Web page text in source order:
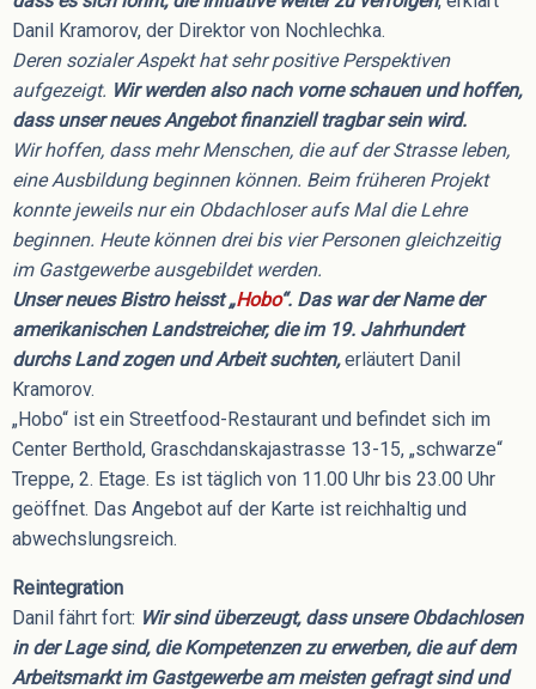
Danil Kramorov, der Direktor von Nochlechka.
Deren sozialer Aspekt hat sehr positive Perspektiven
aufgezeigt. Wir werden also nach vorne schauen und hoffen,
dass unser neues Angebot finanziell tragbar sein wird.
Wir hoffen, dass mehr Menschen, die auf der Strasse leben,
eine Ausbildung beginnen können. Beim früheren Projekt
konnte jeweils nur ein Obdachloser aufs Mal die Lehre
beginnen. Heute können drei bis vier Personen gleichzeitig
im Gastgewerbe ausgebildet werden.
Unser neues Bistro heisst „Hobo“. Das war der Name der
amerikanischen Landstreicher, die im 19. Jahrhundert
durchs Land zogen und Arbeit suchten,erläutert Danil
Kramorov.
„Hobo“ ist ein Streetfood-Restaurant und befindet sich im
Center Berthold, Graschdanskajastrasse 13-15, „schwarze“
Treppe, 2. Etage. Es ist täglich von 11.00 Uhr bis 23.00 Uhr
geöffnet. Das Angebot auf der Karte ist reichhaltig und
abwechslungsreich.
Reintegration
Danil fährt fort: Wir sind überzeugt, dass unsere Obdachlosen
in der Lage sind, die Kompetenzen zu erwerben, die auf dem
Arbeitsmarkt im Gastgewerbe am meisten gefragt sind und